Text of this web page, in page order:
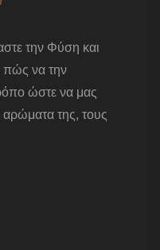
την Φύση και
πώς να την
ώστε να μας
αρώματα της, τους